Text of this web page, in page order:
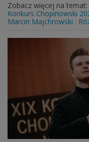
Zobacz więcej na temat:
Konkurs Chopinowski
Marcin Majchrowski